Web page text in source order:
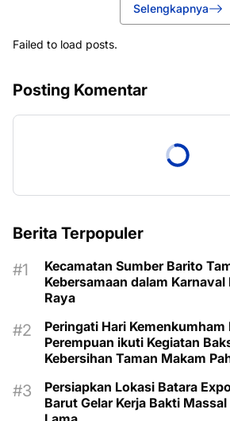
Selengkapnya
Failed to load posts.
Posting Komentar
Berita Terpopuler
Kecamatan Sumber Barito
Kebersamaan dalam
Raya
Peringati Hari Kemenkumham
Perempuan ikuti Kegiatan
Kebersihan Taman Makam
Persiapkan Lokasi Batara
Barut Gelar Kerja Bakti